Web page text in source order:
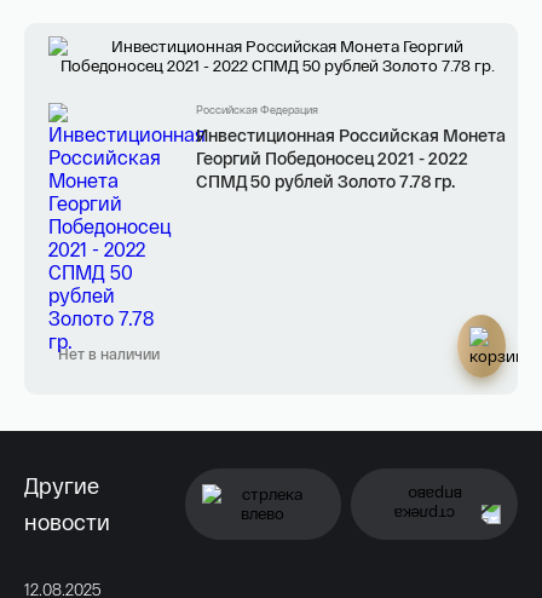
Нет в наличии
Российская Федерация
Инвестиционная Российская Монета
Георгий Победоносец 2021 - 2022
СПМД 50 рублей Золото 7.78 гр.
Другие
новости
12.08.2025